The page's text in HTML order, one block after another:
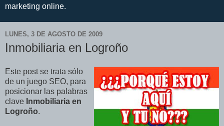
marketing online.
LUNES, 3 DE AGOSTO DE 2009
Inmobiliaria en Logroño
Este post se trata sólo
de un juego SEO, para
posicionar las palabras
clave Inmobiliaria en
Logroño.